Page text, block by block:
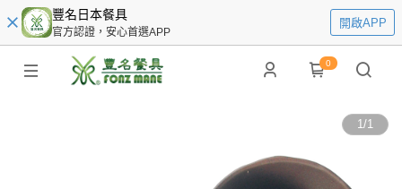
豐名日本餐具
官方認證，安心首選APP
開啟APP
0
1/1